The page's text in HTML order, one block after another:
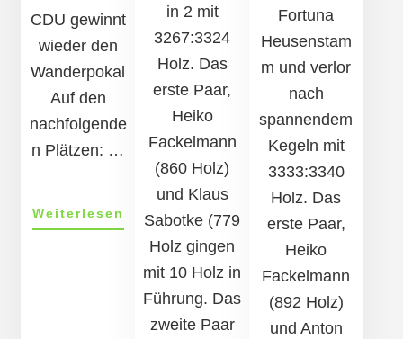
CDU gewinnt
wieder den
Wanderpokal
Auf den
nachfolgende
n Plätzen: …
Weiterlesen
ÜberTAG
DER
TSG
31.Mai
2018:
stadt­
in 2 mit
3267:3324
Holz. Das
erste Paar,
Heiko
Fackelmann
(860 Holz)
und Klaus
Sabotke (779
Holz gingen
mit 10 Holz in
Führung. Das
zweite Paar
Fortuna
Heusenstam
m und verlor
nach
spannendem
Kegeln mit
3333:3340
Holz. Das
erste Paar,
Heiko
Fackelmann
(892 Holz)
und Anton